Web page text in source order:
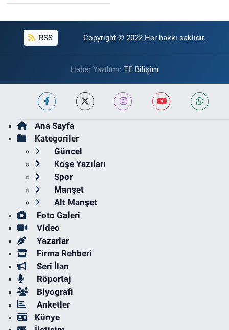
RSS Copyright © 2022 Her hakkı saklıdır.
Haber Yazılımı: TE Bilişim
Ana Sayfa
Kategoriler
Güncel
Köşe Yazıları
Spor
Manşet
Alt Manşet
Foto Galeri
Video
Yazarlar
Firma Rehberi
Seri İlan
Röportaj
Biyografi
Anketler
Künye